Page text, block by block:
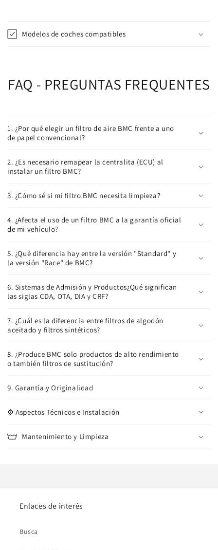
Modelos de coches compatibles
FAQ - PREGUNTAS FREQUENTES
1. ¿Por qué elegir un filtro de aire BMC frente a uno
de papel convencional?
2. ¿Es necesario remapear la centralita (ECU) al
instalar un filtro BMC?
3. ¿Cómo sé si mi filtro BMC necesita limpieza?
4. ¿Afecta el uso de un filtro BMC a la garantía oficial
de mi vehículo?
5. ¿Qué diferencia hay entre la versión "Standard" y
la versión "Race" de BMC?
6. Sistemas de Admisión y Productos¿Qué significan
las siglas CDA, OTA, DIA y CRF?
7. ¿Cuál es la diferencia entre filtros de algodón
aceitado y filtros sintéticos?
8. ¿Produce BMC solo productos de alto rendimiento
o también filtros de sustitución?
9. Garantía y Originalidad
⚙️ Aspectos Técnicos e Instalación
Mantenimiento y Limpieza
Enlaces de interés
Busca